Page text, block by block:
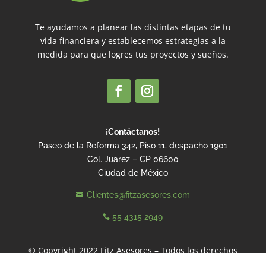
Te ayudamos a planear las distintas etapas de tu
vida financiera y establecemos estrategias a la
medida para que logres tus proyectos y sueños.
¡Contáctanos!
Paseo de la Reforma 342, Piso 11, despacho 1901
Col. Juarez – CP 06600
Ciudad de México
 Clientes@fitzasesores.com
 55 4315 2949
© Copyright 2022 Fitz Asesores – Todos los derechos